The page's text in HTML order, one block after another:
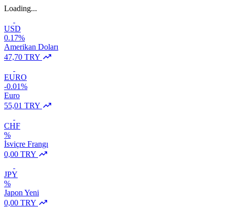
Loading...
USD
0.17%
Amerikan Doları
47,70 TRY
EURO
-0.01%
Euro
55,01 TRY
CHF
%
İsviçre Frangı
0,00 TRY
JPY
%
Japon Yeni
0,00 TRY